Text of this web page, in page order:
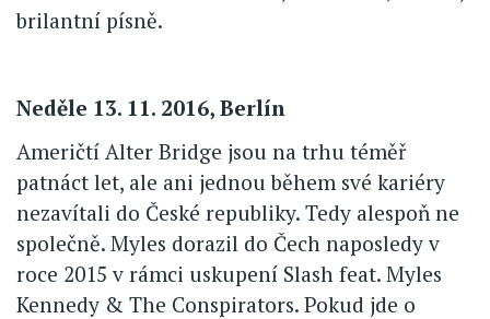
brilantní písně.
Neděle 13. 11. 2016, Berlín
Američtí Alter Bridge jsou na trhu téměř
patnáct let, ale ani jednou během své kariéry
nezavítali do České republiky. Tedy alespoň ne
společně. Myles dorazil do Čech naposledy v
roce 2015 v rámci uskupení Slash feat. Myles
Kennedy & The Conspirators. Pokud jde o